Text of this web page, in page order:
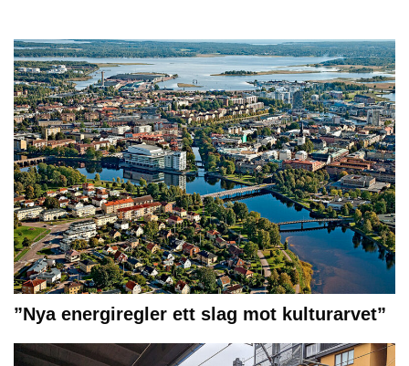
”Nya energiregler ett slag mot kulturarvet”